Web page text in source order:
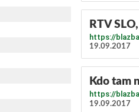
RTV
https://
19.09.2017
Kdo tam
https://
19.09.2017